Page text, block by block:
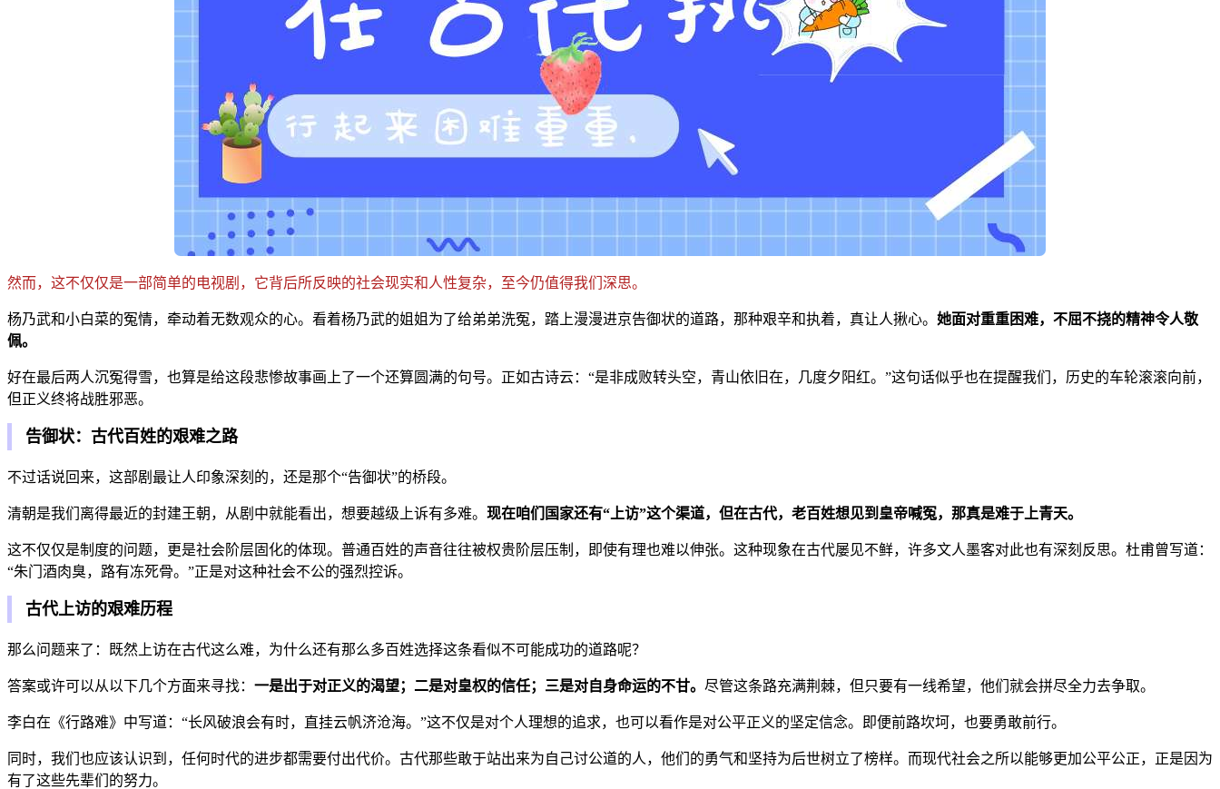
然而，这不仅仅是一部简单的电视剧，它背后所反映的社会现实和人性复杂，至今仍值得我们深思。
杨乃武和小白菜的冤情，牵动着无数观众的心。看着杨乃武的姐姐为了给弟弟洗冤，踏上漫漫进京告御状的道路，那种艰辛和执着，真让人揪心。 她面对重重困难，不屈不挠的精神令人敬
佩。
好在最后两人沉冤得雪，也算是给这段悲惨故事画上了一个还算圆满的句号。 正如古诗云：“是非成败转头空，青山依旧在，几度夕阳红。”这句话似乎也在提醒我们，历史的车轮滚滚向前，
但正义终将战胜邪恶。
告御状：古代百姓的艰难之路
不过话说回来，这部剧最让人印象深刻的，还是那个“告御状”的桥段。
清朝是我们离得最近的封建王朝，从剧中就能看出，想要越级上诉有多难。 现在咱们国家还有“上访”这个渠道，但在古代，老百姓想见到皇帝喊冤，那真是难于上青天。
这不仅仅是制度的问题，更是社会阶层固化的体现。 普通百姓的声音往往被权贵阶层压制，即使有理也难以伸张。这种现象在古代屡见不鲜，许多文人墨客对此也有深刻反思。 杜甫曾写道：
“朱门酒肉臭，路有冻死骨。”正是对这种社会不公的强烈控诉。
古代上访的艰难历程
那么问题来了：既然上访在古代这么难，为什么还有那么多百姓选择这条看似不可能成功的道路呢？
答案或许可以从以下几个方面来寻找： 一是出于对正义的渴望；二是对皇权的信任；三是对自身命运的不甘。 尽管这条路充满荆棘，但只要有一线希望，他们就会拼尽全力去争取。
李白在《行路难》中写道：“长风破浪会有时，直挂云帆济沧海。”这不仅是对个人理想的追求，也可以看作是对公平正义的坚定信念。即便前路坎坷，也要勇敢前行。
同时，我们也应该认识到， 任何时代的进步都需要付出代价。 古代那些敢于站出来为自己讨公道的人，他们的勇气和坚持为后世树立了榜样。而现代社会之所以能够更加公平公正，正是因为
有了这些先辈们的努力。